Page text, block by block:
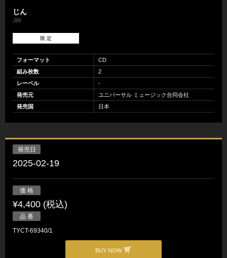
じん
JIN
限 定
フォーマット
CD
組み枚数
2
レーベル
-
発売元
ユニバーサル ミュージック合同会社
発売国
日本
発売日
2025-02-19
価 格
¥4,400 (税込)
品 番
TYCT-69340/1
BUY NOW